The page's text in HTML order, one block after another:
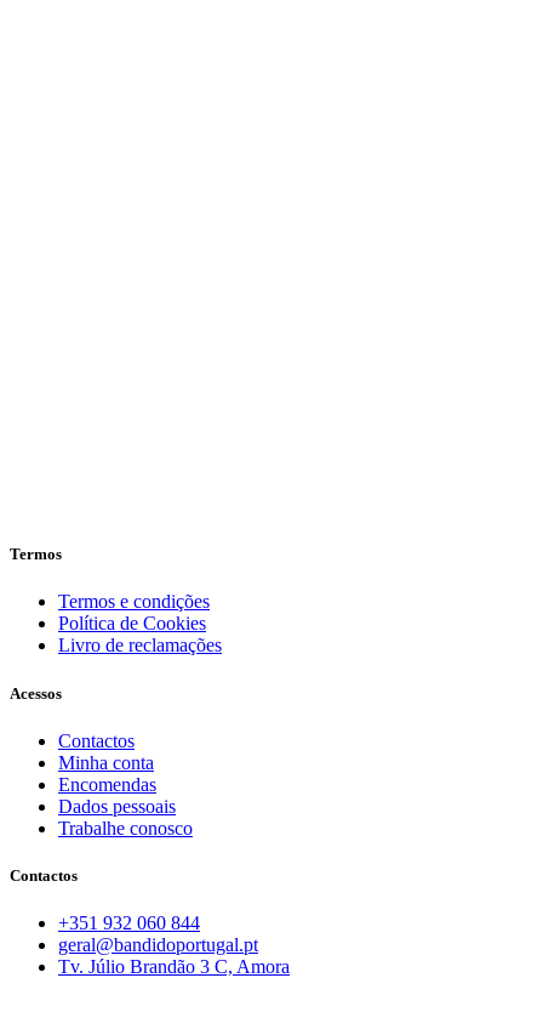
Termos
Termos e condições
Política de Cookies
Livro de reclamações
Acessos
Contactos
Minha conta
Encomendas
Dados pessoais
Trabalhe conosco
Contactos
+351 932 060 844
geral@bandidoportugal.pt
Tv. Júlio Brandão 3 C, Amora